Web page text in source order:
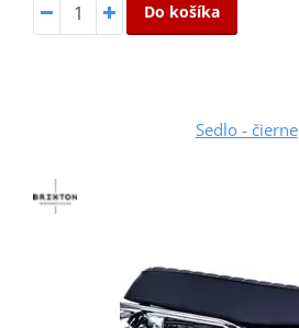
Do košíka
Sedlo - čierne